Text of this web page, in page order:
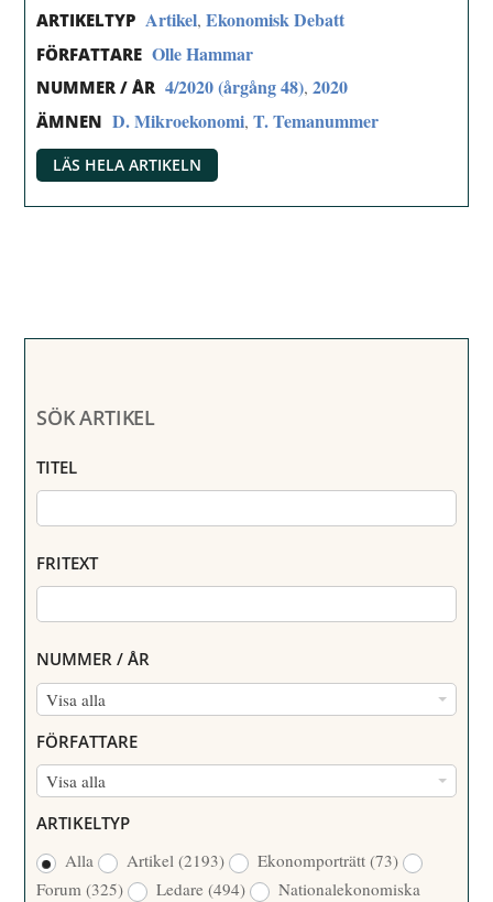
ARTIKELTYP Artikel,Ekonomisk Debatt
FÖRFATTARE Olle Hammar
NUMMER / ÅR 4/2020 (årgång 48),2020
ÄMNEN D. Mikroekonomi,T. Temanummer
LÄS HELA ARTIKELN
SÖK ARTIKEL
TITEL
FRITEXT
NUMMER / ÅR
Visa alla
N
M
M
/
Å
FÖRFATTARE
Visa alla
R
F
A
ARTIKELTYP
Alla
Artikel(2193) Ekonomporträtt(73)
Forum(325) Ledare(494)
Nationalekonomiska